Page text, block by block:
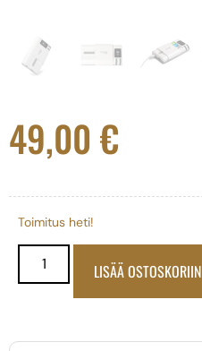
49,00 €
Toimitus heti!
LISÄÄ OSTOSKORIIN